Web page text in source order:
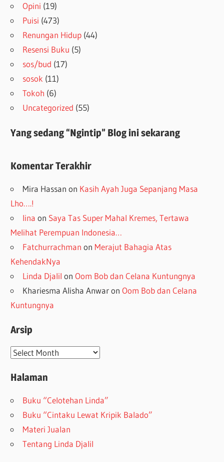
Opini (19)
Puisi (473)
Renungan Hidup (44)
Resensi Buku (5)
sos/bud (17)
sosok (11)
Tokoh (6)
Uncategorized (55)
Yang sedang “Ngintip” Blog ini sekarang
Komentar Terakhir
Mira Hassan on Kasih Ayah Juga Sepanjang Masa
Lho….!
lina on Saya Tas Super Mahal Kremes, Tertawa
Melihat Perempuan Indonesia…
Fatchurrachman on Merajut Bahagia Atas
KehendakNya
Linda Djalil onOom Bob dan Celana Kuntungnya
Khariesma Alisha AnwaronOom Bob dan Celana
Kuntungnya
Arsip
Arsip
Halaman
Buku “Celotehan Linda”
Buku “Cintaku Lewat Kripik Balado”
Materi Jualan
Tentang Linda Djalil